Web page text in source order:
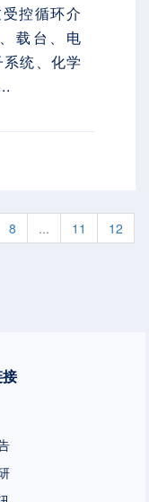
控循环介
载台、电
统、化学
8 ... 11
12